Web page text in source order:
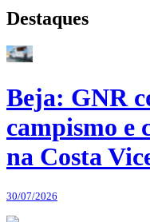
Destaques
Beja: GNR
campismo e
na Costa
30/07/2026